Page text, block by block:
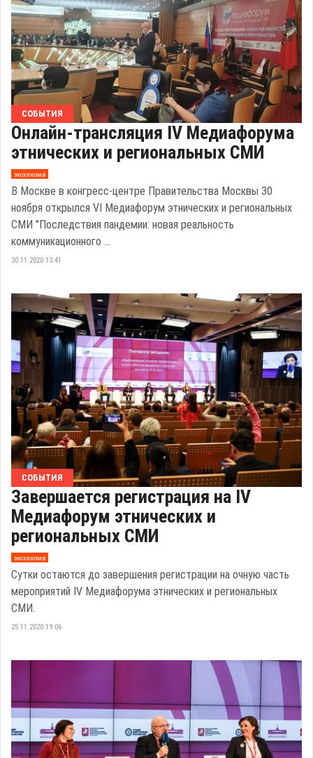
СОБЫТИЯ
Онлайн-трансляция IV Медиафорума
этнических и региональных СМИ
эксклюзив
В Москве в конгресс-центре Правительства Москвы 30
ноября открылся VI Медиафорум этнических и региональных
СМИ "Последствия пандемии: новая реальность
коммуникационного ...
30.11.2020 13:41
СОБЫТИЯ
Завершается регистрация на IV
Медиафорум этнических и
региональных СМИ
эксклюзив
Сутки остаются до завершения регистрации на очную часть
мероприятий IV Медиафорума этнических и региональных
СМИ.
25.11.2020 19:06